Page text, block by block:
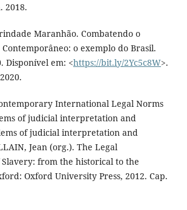
2018.
Maranhão. Combatendo o
o exemplo do Brasil.
Disponível em: <https://bit.ly/2Yc5c8W>.
International Legal Norms
of judicial interpretation and
of judicial interpretation and
Jean (org.). The Legal
from the historical to the
Oxford University Press, 2012. Cap.